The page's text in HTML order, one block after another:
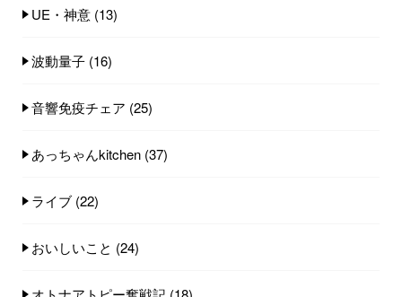
UE・神意 (13)
波動量子 (16)
音響免疫チェア (25)
あっちゃんkitchen (37)
ライブ (22)
おいしいこと (24)